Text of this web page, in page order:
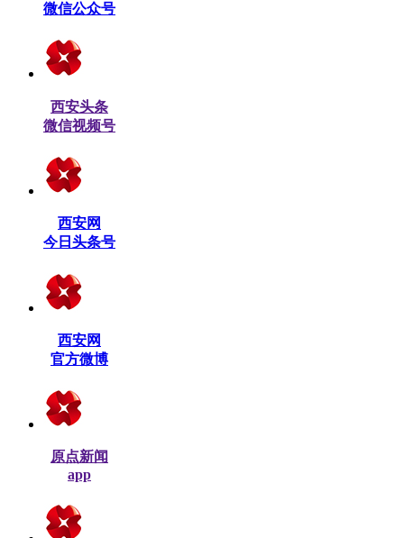
微信公众号
西安头条
微信视频号
西安网
今日头条号
西安网
官方微博
原点新闻
app